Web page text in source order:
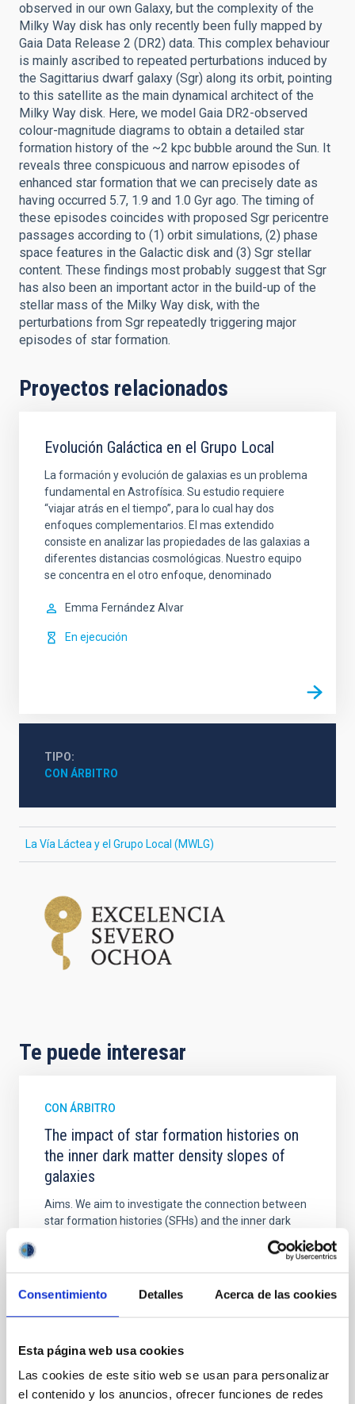
Consentimiento Detalles Acerca de las cookies
Esta página web usa cookies
Las cookies de este sitio web se usan para personalizar
el contenido y los anuncios, ofrecer funciones de redes
observed in our own Galaxy, but the complexity of the
Milky Way disk has only recently been fully mapped by
Gaia Data Release 2 (DR2) data. This complex behaviour
is mainly ascribed to repeated perturbations induced by
the Sagittarius dwarf galaxy (Sgr) along its orbit, pointing
to this satellite as the main dynamical architect of the
Milky Way disk. Here, we model Gaia DR2-observed
colour-magnitude diagrams to obtain a detailed star
formation history of the ~2 kpc bubble around the Sun. It
reveals three conspicuous and narrow episodes of
enhanced star formation that we can precisely date as
having occurred 5.7, 1.9 and 1.0 Gyr ago. The timing of
these episodes coincides with proposed Sgr pericentre
passages according to (1) orbit simulations, (2) phase
space features in the Galactic disk and (3) Sgr stellar
content. These findings most probably suggest that Sgr
has also been an important actor in the build-up of the
stellar mass of the Milky Way disk, with the
perturbations from Sgr repeatedly triggering major
episodes of star formation.
Proyectos relacionados
Evolución Galáctica en el Grupo Local
La formación y evolución de galaxias es un problema
fundamental en Astrofísica. Su estudio requiere
“viajar atrás en el tiempo”, para lo cual hay dos
enfoques complementarios. El mas extendido
consiste en analizar las propiedades de las galaxias a
diferentes distancias cosmológicas. Nuestro equipo
se concentra en el otro enfoque, denominado
Emma Fernández Alvar
En ejecución
TIPO
CON ÁRBITRO
La Vía Láctea y el Grupo Local (MWLG)
Te puede interesar
CON ÁRBITRO
The impact of star formation histories on
the inner dark matter density slopes of
galaxies
Aims. We aim to investigate the connection between
star formation histories (SFHs) and the inner dark
matter density profiles of simulated galaxies. In
particular, we tested whether the burstiness and
temporal distribution of star formation influence the
formation of cored versus cuspy dark matter profiles.
Fecha de publicación: